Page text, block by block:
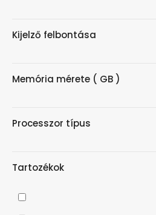
Kijelző felbontása
Memória mérete ( GB )
Processzor típus
Tartozékok